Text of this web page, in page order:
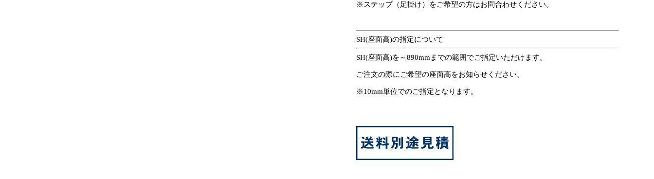
※ステップ（足掛け）をご希望の方はお問合わせください。
SH(座面高)の指定について
SH(座面高)を～890mmまでの範囲でご指定いただけます。
ご注文の際にご希望の座面高をお知らせください。
※10mm単位でのご指定となります。